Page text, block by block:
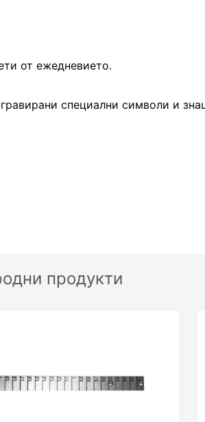
от ежедневието.
специални символи и
продукти